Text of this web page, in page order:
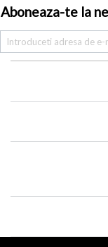
Aboneaza-te la